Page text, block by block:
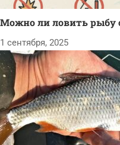
Можно ли ловить рыбу
1 сентября, 2025